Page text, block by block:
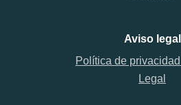
Aviso legal
Política de
Legal